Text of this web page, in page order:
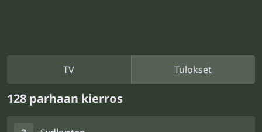
TV Tulokset
128 parhaan kierros